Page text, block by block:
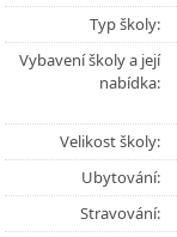
Typ školy:
Vybavení školy a její
nabídka:
Velikost školy:
Ubytování:
Stravování: